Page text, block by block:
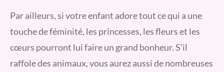
Par ailleurs, si votre enfant adore tout ce qui a une
touche de féminité, les princesses, les fleurs et les
cœurs pourront lui faire un grand bonheur. S’il
raffole des animaux, vous aurez aussi de nombreuses